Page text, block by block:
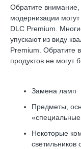
Обратите внимание,
модернизации могут
DLC Premium.
упускают из виду
Premium. Обратите
продуктов не могут
Замена ламп
Предметы,
Некоторые
светильников